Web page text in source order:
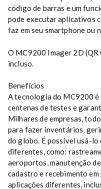
código de barras e um
pode executar aplicativos
faz em seu smartphone ou
O MC9200 Imager 2D
incluso.
Benefícios
A tecnologia do MC9200 é
centenas de testes e
Milhares de empresas,
para fazer inventários,
do globo. É possível usá-lo
diferentes, como:
aeroportos, manutenção
cadastro e recebimento
aplicações diferentes,